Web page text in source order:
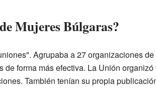
Mujeres Búlgaras?
Agrupaba a 27 organizaciones
forma más efectiva. La Unión
También tenían su propia